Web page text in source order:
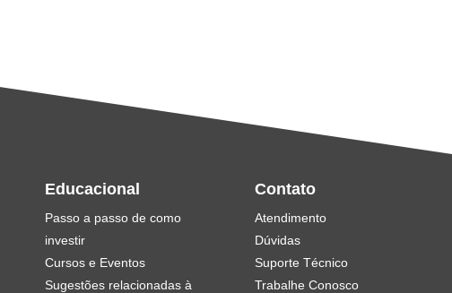
Educacional
Passo a passo de como
investir
Cursos e Eventos
Sugestões relacionadas à
Contato
Atendimento
Dúvidas
Suporte Técnico
Trabalhe Conosco